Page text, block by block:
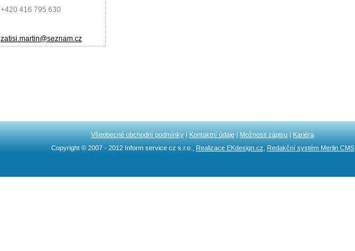
+420 416 795 630
zatisi.martin@seznam.cz
Všeobecné obchodní podmínky | Kontaktní údaje | Možnosti zápisu | Kariéra
Copyright © 2007 - 2012 Inform service cz s.r.o.,
Realizace EKdesign.cz Redakční systém Merlin CMS